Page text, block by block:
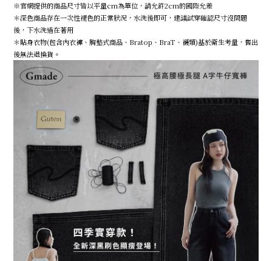
※官網提供的商品尺寸皆以平量cm為單位，請允許2cm的國際允差
＊深色商品存在一次性褪色的正常狀況，水洗後即可，建議試穿確認尺寸沒問題
後，下水洗過在著用
＊貼身衣物(包含內衣褲、胸墊式商品、Bratop、BraT、襪類)基於衛生考量，售出
後無法退換貨。